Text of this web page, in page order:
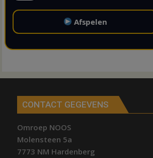
Afspelen
CONTACT GEGEVENS
Omroep NOOS
Molensteen 5a
7773 NM Hardenberg